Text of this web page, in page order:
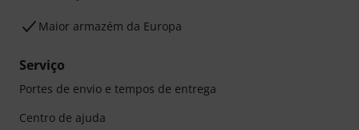
Maior armazém da Europa
Serviço
Portes de envio e tempos de entrega
Centro de ajuda